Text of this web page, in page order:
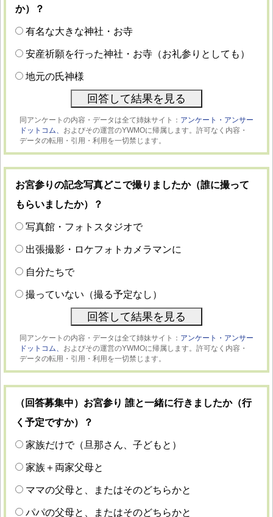
か）？
有名な大きな神社・お寺
安産祈願を行った神社・お寺（お礼参りとしても）
地元の氏神様
同アンケートの内容・データは全て姉妹サイト： アンケート・アンサー
ドットコム、 およびその運営のYWMOに帰属します。許可なく内容・
データの転用・引用・利用を一切禁じます。
お宮参りの記念写真どこで撮りましたか（誰に撮って
もらいましたか）？
写真館・フォトスタジオで
出張撮影・ロケフォトカメラマンに
自分たちで
撮っていない（撮る予定なし）
同アンケートの内容・データは全て姉妹サイト： アンケート・アンサー
ドットコム、 およびその運営のYWMOに帰属します。許可なく内容・
データの転用・引用・利用を一切禁じます。
（回答募集中）お宮参り 誰と一緒に行きましたか（行
く予定ですか）？
家族だけで（旦那さん、子どもと）
家族＋両家父母と
ママの父母と、またはそのどちらかと
パパの父母と、またはそのどちらかと